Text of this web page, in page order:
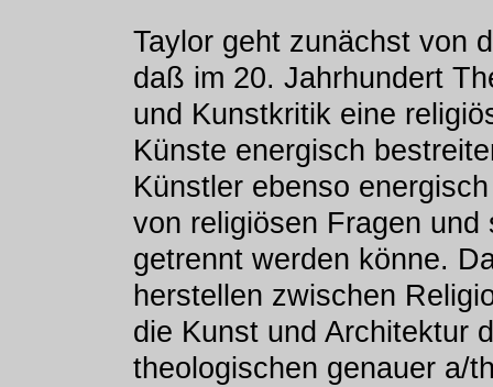
Taylor geht zunächst von
daß im 20. Jahrhundert
und Kunstkritik eine
Künste energisch
Künstler ebenso
von religiösen Fragen
getrennt werden könne.
herstellen zwischen
die Kunst und Architektur
theologischen genauer a/